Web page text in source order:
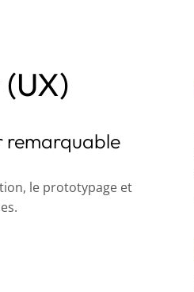
remarquable
le prototypage et